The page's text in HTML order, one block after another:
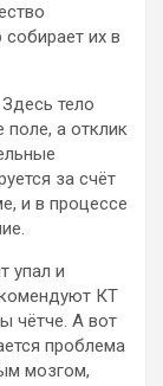
их в
тело
поле, а отклик
за счёт
и в процессе
упал и
КТ
чётче. А вот
проблема
мозгом,